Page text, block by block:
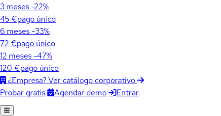
3 meses -22%
45 €pago único
6 meses -33%
72 €pago único
12 meses -47%
120 €pago único
¿Empresa? Ver catálogo corporativo
Probar gratis
Agendar demo Entrar